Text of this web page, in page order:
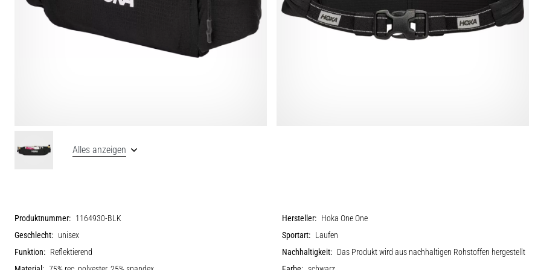
Alles anzeigen
Produktnummer: 1164930-BLK Hersteller: Hoka One One
Geschlecht: unisex Sportart: Laufen
Funktion: Reflektierend Nachhaltigkeit: Das Produkt wird aus nachhaltigen Rohstoffen hergestellt